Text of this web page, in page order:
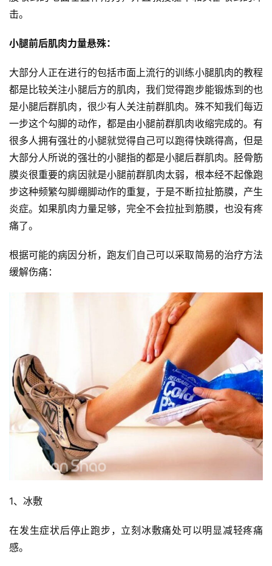
比
观
察
装
备
训
练
频
运
动
集
击。
小腿前后肌肉力量悬殊：
大部分人正在进行的包括市面上流行的训练小腿肌肉的教程
都是比较关注小腿后方的肌肉，我们觉得跑步能锻炼到的也
是小腿后群肌肉，很少有人关注前群肌肉。殊不知我们每迈
一步这个勾脚的动作，都是由小腿前群肌肉收缩完成的。有
很多人拥有强壮的小腿就觉得自己可以跑得快跳得高，但是
大部分人所说的强壮的小腿指的都是小腿后群肌肉。胫骨筋
膜炎很重要的病因就是小腿前群肌肉太弱，根本经不起像跑
步这种频繁勾脚绷脚动作的重复，于是不断拉扯筋膜，产生
炎症。如果肌肉力量足够，完全不会拉扯到筋膜，也没有疼
痛了。
根据可能的病因分析，跑友们自己可以采取简易的治疗方法
缓解伤痛：
1、冰敷
在发生症状后停止跑步，立刻冰敷痛处可以明显减轻疼痛
感。